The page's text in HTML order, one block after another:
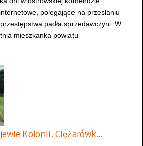
polegające na przesłaniu
padła sprzedawczyni. W
mieszkanka powiatu
Kolonii. Ciężarówk…